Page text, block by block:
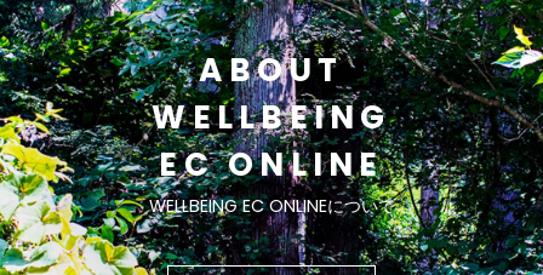
ABOUT
WELLBEING
EC ONLINE
WELLBEING EC ONLINEについて